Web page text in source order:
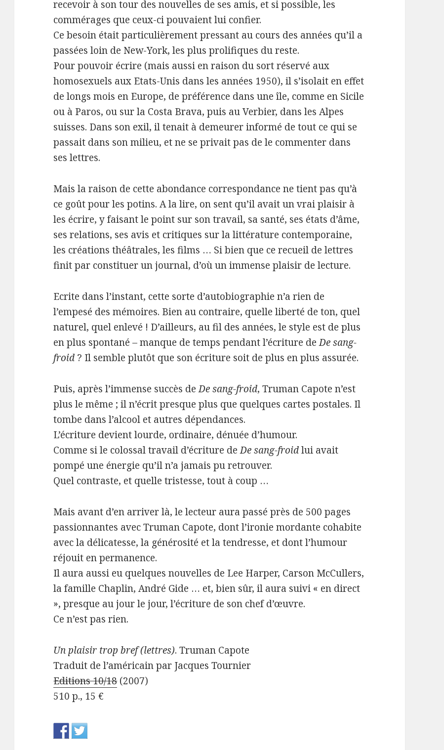
recevoir à son tour des nouvelles de ses amis, et si possible, les
commérages que ceux-ci pouvaient lui confier.
Ce besoin était particulièrement pressant au cours des années qu’il a
passées loin de New-York, les plus prolifiques du reste.
Pour pouvoir écrire (mais aussi en raison du sort réservé aux
homosexuels aux Etats-Unis dans les années 1950), il s’isolait en effet
de longs mois en Europe, de préférence dans une île, comme en Sicile
ou à Paros, ou sur la Costa Brava, puis au Verbier, dans les Alpes
suisses. Dans son exil, il tenait à demeurer informé de tout ce qui se
passait dans son milieu, et ne se privait pas de le commenter dans
ses lettres.
Mais la raison de cette abondance correspondance ne tient pas qu’à
ce goût pour les potins. A la lire, on sent qu’il avait un vrai plaisir à
les écrire, y faisant le point sur son travail, sa santé, ses états d’âme,
ses relations, ses avis et critiques sur la littérature contemporaine,
les créations théâtrales, les films … Si bien que ce recueil de lettres
finit par constituer un journal, d’où un immense plaisir de lecture.
Ecrite dans l’instant, cette sorte d’autobiographie n’a rien de
l’empesé des mémoires. Bien au contraire, quelle liberté de ton, quel
naturel, quel enlevé ! D’ailleurs, au fil des années, le style est de plus
en plus spontané – manque de temps pendant l’écriture deDe sang-
froid ? Il semble plutôt que son écriture soit de plus en plus assurée.
Puis, après l’immense succès deDe sang-froid, Truman Capote n’est
plus le même ; il n’écrit presque plus que quelques cartes postales. Il
tombe dans l’alcool et autres dépendances.
L’écriture devient lourde, ordinaire, dénuée d’humour.
Comme si le colossal travail d’écriture deDe sang-froidlui avait
pompé une énergie qu’il n’a jamais pu retrouver.
Quel contraste, et quelle tristesse, tout à coup …
Mais avant d’en arriver là, le lecteur aura passé près de 500 pages
passionnantes avec Truman Capote, dont l’ironie mordante cohabite
avec la délicatesse, la générosité et la tendresse, et dont l’humour
réjouit en permanence.
Il aura aussi eu quelques nouvelles de Lee Harper, Carson McCullers,
la famille Chaplin, André Gide … et, bien sûr, il aura suivi « en direct
», presque au jour le jour, l’écriture de son chef d’œuvre.
Ce n’est pas rien.
Un plaisir trop bref (lettres). Truman Capote
Traduit de l’américain par Jacques Tournier
Editions 10/18(2007)
510 p., 15 €